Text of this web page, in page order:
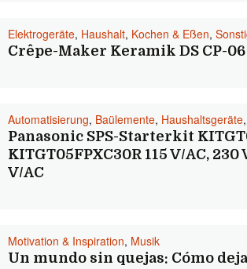
Elektrogeräte, Haushalt, Kochen & Eßen,
Crêpe-Maker Keramik DS CP-06
Automatisierung, Baülemente, Haushaltsgeräte,
Panasonic SPS-Starterkit
KITGT05FPXC30R 115 V/AC, 230
V/AC
Motivation & Inspiration, Musik
Un mundo sin quejas: Cómo